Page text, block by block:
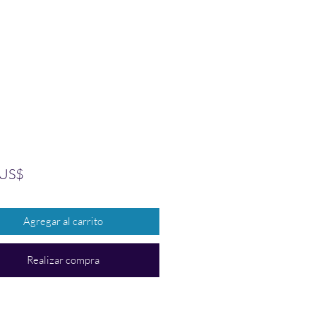
Precio
Agregar al carrito
Realizar compra